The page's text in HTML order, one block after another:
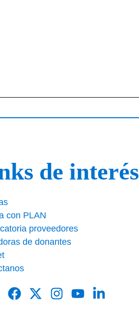
de interés
con PLAN
proveedores
de donantes